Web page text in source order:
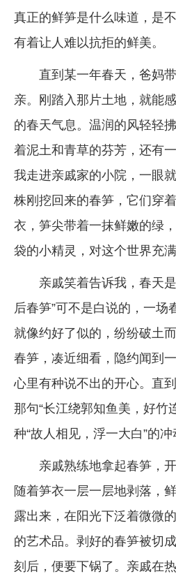
真正的鲜笋是什么味道，是
有着让人难以抗拒的鲜美。
直到某一年春天，爸妈
亲。刚踏入那片土地，就能
的春天气息。温润的风轻轻
着泥土和青草的芬芳，还有
我走进亲戚家的小院，一眼
株刚挖回来的春笋，它们穿
衣，笋尖带着一抹鲜嫩的绿
袋的小精灵，对这个世界充满
亲戚笑着告诉我，春天
后春笋”可不是白说的，一场
就像约好了似的，纷纷破土
春笋，凑近细看，隐约闻到
心里有种说不出的开心。直
那句“长江绕郭知鱼美，好竹
种“故人相见，浮一大白”的冲
亲戚熟练地拿起春笋，
随着笋衣一层一层地剥落，
露出来，在阳光下泛着微微
的艺术品。剥好的春笋被切
刻后，便要下锅了。亲戚在